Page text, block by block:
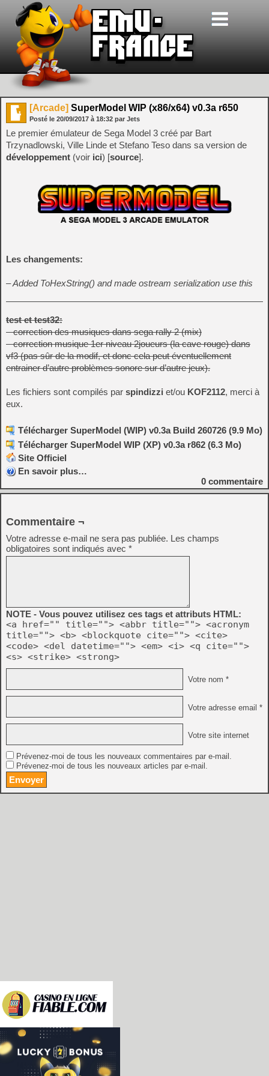
[Arcade] SuperModel WIP (x86/x64) v0.3a r650
Posté le 20/09/2017 à 18:32 par Jets
Le premier émulateur de Sega Model 3 créé par Bart
Trzynadlowski, Ville Linde et Stefano Teso dans sa version de
développement (voir ici) [source].
Les changements:
– Added ToHexString() and made ostream serialization use this
test et test32:
– correction des musiques dans sega rally 2 (mix)
– correction musique 1er niveau 2joueurs (la cave rouge) dans
vf3 (pas sûr de la modif, et donc cela peut éventuellement
entrainer d’autre problèmes sonore sur d’autre jeux).
Les fichiers sont compilés par spindizzi et/ou KOF2112, merci à
eux.
Télécharger SuperModel (WIP) v0.3a Build 260726 (9.9 Mo)
Télécharger SuperModel WIP (XP) v0.3a r862 (6.3 Mo)
Site Officiel
En savoir plus…
0 commentaire
Commentaire ¬
Votre adresse e-mail ne sera pas publiée. Les champs
obligatoires sont indiqués avec *
NOTE - Vous pouvez utilisez ces tags et attributs HTML:
<a href="" title=""> <abbr title=""> <acronym
title=""> <b> <blockquote cite=""> <cite>
<code> <del datetime=""> <em> <i> <q cite="">
<s> <strike> <strong>
Votre nom *
Votre adresse email *
Votre site internet
Prévenez-moi de tous les nouveaux commentaires par e-mail.
Prévenez-moi de tous les nouveaux articles par e-mail.